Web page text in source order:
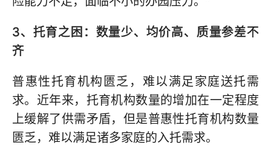
3、托育之困：数量少、均价高、质量参差不
齐
普惠性托育机构匮乏，难以满足家庭送托需
求。近年来，托育机构数量的增加在一定程度
上缓解了供需矛盾，但是普惠性托育机构数量
匮乏，难以满足诸多家庭的入托需求。